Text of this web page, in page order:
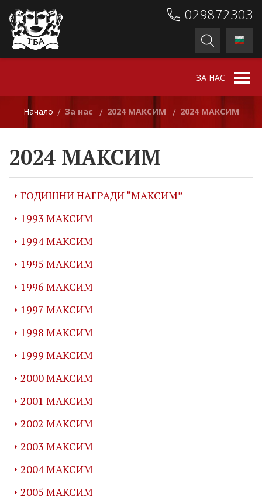
029872303
ЗА НАС
Начало / За нас / 2024 МАКСИМ / 2024 МАКСИМ
2024 МАКСИМ
ГОДИШНИ НАГРАДИ “МАКСИМ”
1993 МАКСИМ
1994 МАКСИМ
1995 МАКСИМ
1996 МАКСИМ
1997 МАКСИМ
1998 МАКСИМ
1999 МАКСИМ
2000 МАКСИМ
2001 МАКСИМ
2002 МАКСИМ
2003 МАКСИМ
2004 МАКСИМ
2005 МАКСИМ